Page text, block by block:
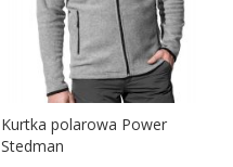
Kurtka polarowa Power
Stedman